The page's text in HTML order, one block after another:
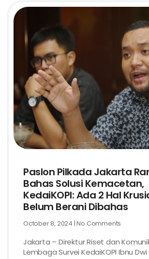
Paslon Pilkada Jakarta
Bahas Solusi Kemacetan,
KedaiKOPI: Ada 2 Hal
Belum Berani Dibahas
October 8, 2024 No Comments
Jakarta – Direktur Riset dan
Lembaga Survei KedaiKOPI Ibnu